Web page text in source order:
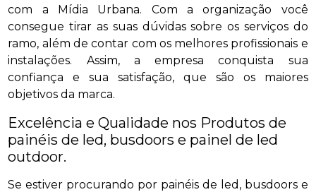
com a Mídia Urbana. Com a organização você
consegue tirar as suas dúvidas sobre os serviços do
ramo, além de contar com os melhores profissionais e
instalações. Assim, a empresa conquista sua
confiança e sua satisfação, que são os maiores
objetivos da marca.
Excelência e Qualidade nos Produtos de
painéis de led, busdoors e painel de led
outdoor.
Se estiver procurando por painéis de led, busdoors e